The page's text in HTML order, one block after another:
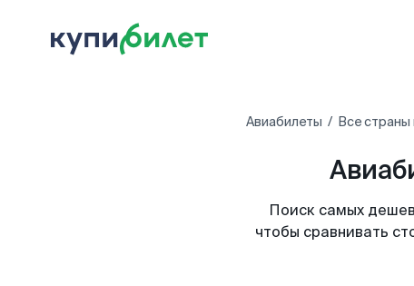
Авиабилеты Все страны
Поиск самых
чтобы сравнивать